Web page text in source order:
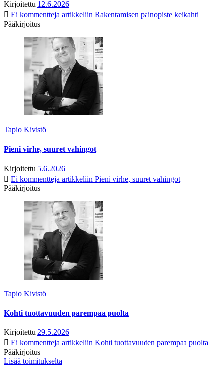
Kirjoitettu 12.6.2026
Ei kommentteja artikkeliin Rakentamisen painopiste keikahti
Pääkirjoitus
Tapio Kivistö
Pieni virhe, suuret vahingot
Kirjoitettu 5.6.2026
Ei kommentteja artikkeliin Pieni virhe, suuret vahingot
Pääkirjoitus
Tapio Kivistö
Kohti tuottavuuden parempaa puolta
Kirjoitettu 29.5.2026
Ei kommentteja artikkeliin Kohti tuottavuuden parempaa puolta
Pääkirjoitus
Lisää toimitukselta